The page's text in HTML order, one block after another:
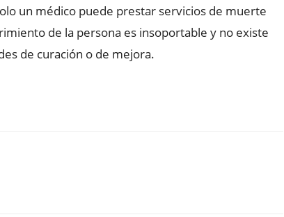
un médico puede prestar servicios de muerte
de la persona es insoportable y no existe
de curación o de mejora.